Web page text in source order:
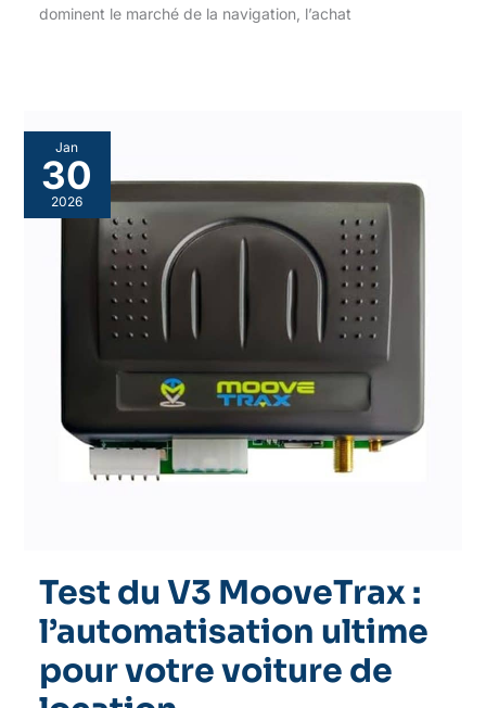
dominent le marché de la navigation, l’achat
Jan
30
2026
Test du V3 MooveTrax :
l’automatisation ultime
pour votre voiture de